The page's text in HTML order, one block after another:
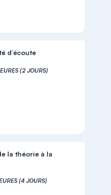
d’écoute
(2 JOURS)
la théorie à la
(4 JOURS)